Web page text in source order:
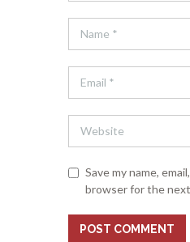
Save my name,
browser for the